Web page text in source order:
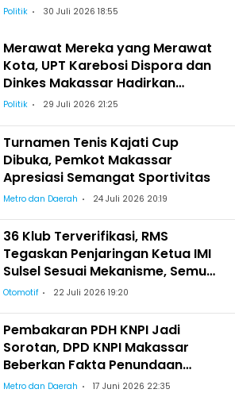
Politik 30 Juli 2026 18:55
Merawat Mereka yang Merawat
Kota, UPT Karebosi Dispora dan
Dinkes Makassar Hadirkan
Pemeriksaan Kesehatan bagi
Politik 29 Juli 2026 21:25
Turnamen Tenis Kajati Cup
Dibuka, Pemkot Makassar
Apresiasi Semangat Sportivitas
Metro dan Daerah 24 Juli 2026 20:19
36 Klub Terverifikasi, RMS
Tegaskan Penjaringan Ketua IMI
Sulsel Sesuai Mekanisme, Semua
Berhak Maju!
Otomotif 22 Juli 2026 19:20
Pembakaran PDH KNPI Jadi
Sorotan, DPD KNPI Makassar
Beberkan Fakta Penundaan
Pelantikan Wajo
Metro dan Daerah 17 Juni 2026 22:35